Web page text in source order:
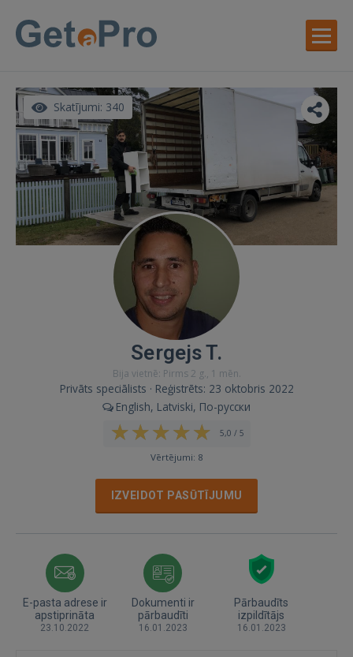
Skatījumi: 340
Sergejs T.
Bija vietnē: Pirms 2 g., 1 mēn.
Privāts speciālists · Reģistrēts: 23 oktobris 2022
English, Latviski, По-русски
5,0 / 5
Vērtējumi: 8
IZVEIDOT PASŪTĪJUMU
E-pasta adrese ir
apstiprināta
23.10.2022
Dokumenti ir
pārbaudīti
16.01.2023
Pārbaudīts
izpildītājs
16.01.2023